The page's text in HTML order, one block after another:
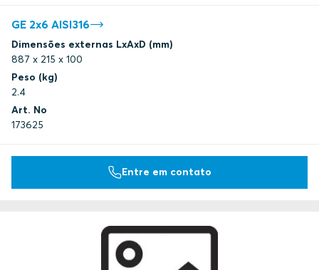
GE 2x6 AISI316
Dimensões externas LxAxD (mm)
887 x 215 x 100
Peso (kg)
2.4
Art. No
173625
Entre em contato